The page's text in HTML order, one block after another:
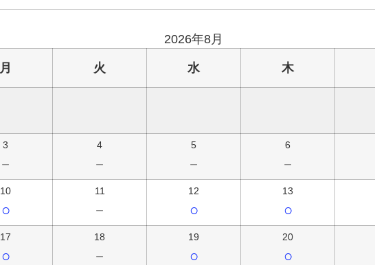
2026年8月
月 火 水 木
3
－
4
－
5
－
6
－
10
○
11
－
12
○
13
○
17
○
18
－
19
○
20
○